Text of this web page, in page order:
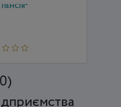
ПЕНСІЯ"